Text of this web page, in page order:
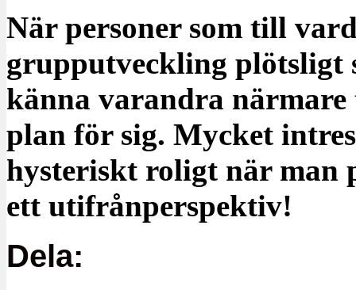
När personer som till
grupputveckling plötsligt
känna varandra närmare
plan för sig. Mycket
hysteriskt roligt när man
ett utifrånperspektiv!
Dela: